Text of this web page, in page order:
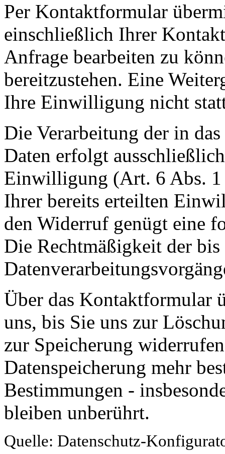
Per Kontaktformular
einschließlich Ihrer
Anfrage bearbeiten zu
bereitzustehen. Eine
Ihre Einwilligung nicht
Die Verarbeitung der in
Daten erfolgt
Einwilligung (Art. 6 Abs.
Ihrer bereits erteilten
den Widerruf genügt eine
Die Rechtmäßigkeit der
Über das Kontaktformular
uns, bis Sie uns zur
zur Speicherung
Datenspeicherung mehr
Bestimmungen -
bleiben unberührt.
Quelle: Datenschutz-